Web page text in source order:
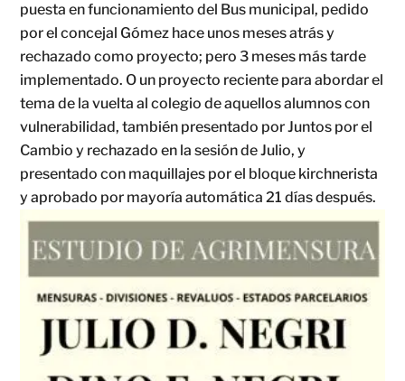
puesta en funcionamiento del Bus municipal, pedido
por el concejal Gómez hace unos meses atrás y
rechazado como proyecto; pero 3 meses más tarde
implementado. O un proyecto reciente para abordar el
tema de la vuelta al colegio de aquellos alumnos con
vulnerabilidad, también presentado por Juntos por el
Cambio y rechazado en la sesión de Julio, y
presentado con maquillajes por el bloque kirchnerista
y aprobado por mayoría automática 21 días después.